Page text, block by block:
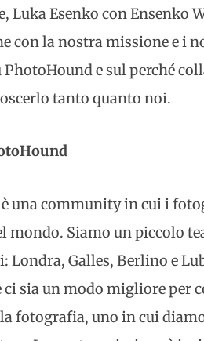
Luka Esenko con Ensenko
con la nostra missione e i
e sul perché
tanto quanto noi.
una community in cui i
mondo. Siamo un piccolo
Londra, Galles, Berlino e
ci sia un modo migliore per
fotografia, uno in cui